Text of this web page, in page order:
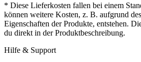
* Diese Lieferkosten fallen bei einem
können weitere Kosten, z. B. aufgrund
Eigenschaften der Produkte, entstehen.
du direkt in der Produktbeschreibung.
Hilfe & Support